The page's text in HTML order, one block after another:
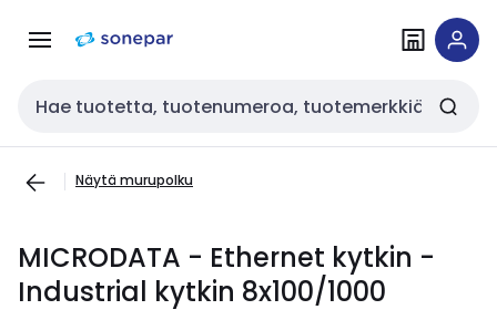
navigointiinsisältöön
Haku
Näytä murupolku
MICRODATA - Ethernet kytkin -
Industrial kytkin 8x100/1000